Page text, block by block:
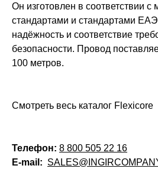
Он изготовлен в соответствии
стандартами и стандартами
надёжность и соответствие
безопасности. Провод
100 метров.
Смотреть весь каталог Flexicore
Телефон: 8 800 505 22 16
E-mail: